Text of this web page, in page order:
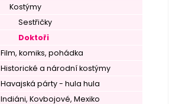
Kostýmy
Sestřičky
Doktoři
Film, komiks, pohádka
Historické a národní kostýmy
Havajská párty - hula hula
Indiáni, Kovbojové, Mexiko